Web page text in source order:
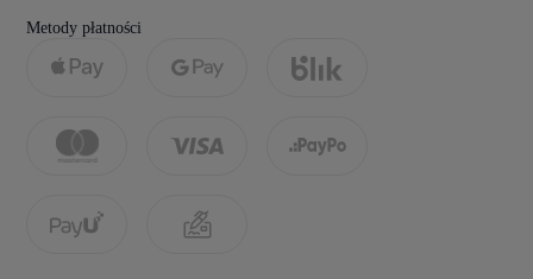
Metody płatności